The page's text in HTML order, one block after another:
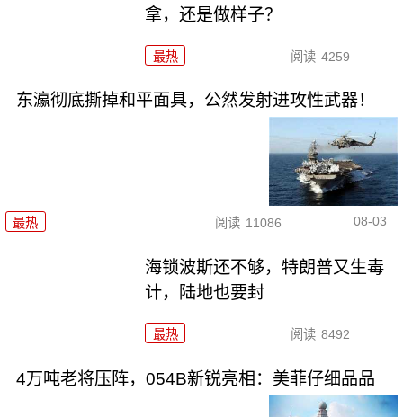
拿，还是做样子？
最热 阅读 4259
东瀛彻底撕掉和平面具，公然发射进攻性武器！
最热 阅读 11086 08-03
海锁波斯还不够，特朗普又生毒
计，陆地也要封
最热 阅读 8492
4万吨老将压阵，054B新锐亮相：美菲仔细品品